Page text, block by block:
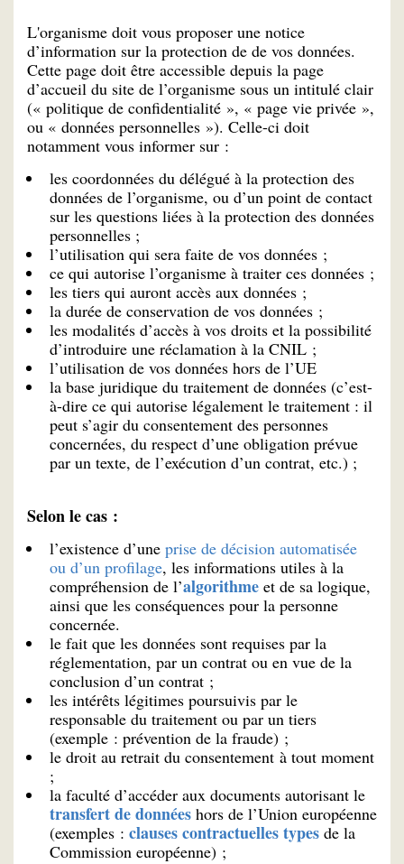
L'organisme doit vous proposer une notice
d’information sur la protection de de vos données.
Cette page doit être accessible depuis la page
d’accueil du site de l’organisme sous un intitulé clair
(« politique de confidentialité », « page vie privée »,
ou « données personnelles »). Celle-ci doit
notamment vous informer sur :
les coordonnées du délégué à la protection des
données de l’organisme, ou d’un point de contact
sur les questions liées à la protection des données
personnelles ;
l’utilisation qui sera faite de vos données ;
ce qui autorise l’organisme à traiter ces données ;
les tiers qui auront accès aux données ;
la durée de conservation de vos données ;
les modalités d’accès à vos droits et la possibilité
d’introduire une réclamation à la CNIL ;
l’utilisation de vos données hors de l’UE
la base juridique du traitement de données (c’est-
à-dire ce qui autorise légalement le traitement : il
peut s’agir du consentement des personnes
concernées, du respect d’une obligation prévue
par un texte, de l’exécution d’un contrat, etc.) ;
Selon le cas :
l’existence d’une prise de décision automatisée
ou d’un profilage, les informations utiles à la
compréhension de l’algorithme et de sa logique,
ainsi que les conséquences pour la personne
concernée.
le fait que les données sont requises par la
réglementation, par un contrat ou en vue de la
conclusion d’un contrat ;
les intérêts légitimes poursuivis par le
responsable du traitement ou par un tiers
(exemple : prévention de la fraude) ;
le droit au retrait du consentement à tout moment
;
la faculté d’accéder aux documents autorisant le
transfert de données hors de l’Union européenne
(exemples : clauses contractuelles types de la
Commission européenne) ;